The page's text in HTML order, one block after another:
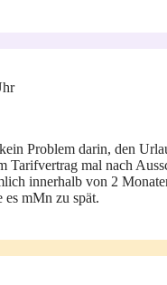
Problem darin, den
Tarifvertrag mal nach
innerhalb von 2
es mMn zu spät.